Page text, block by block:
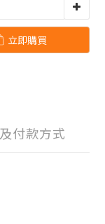
立即購買
付款方式